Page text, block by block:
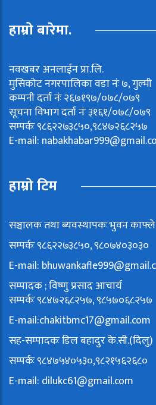
हाम्रो बारेमा.
नवखबर अनलाईन प्रा.लि.
मुसिकोट नगरपालिका वडा नंः ७, गुल्मी
कम्पनी दर्ता नंः २६७१९७/०७८/०७९
सूचना विभाग दर्ता नंः ३१६१/०७८/०७९
सम्पर्कः ९८६२२७३८५०,९८४७२६८२५७
E-mail:
हाम्रो टिम
सञ्चालक तथा ब्यवस्थापकः भुवन काफ्ले
सम्पर्कः ९८६२२७३८५०, ९८०७४०३०३०
E-mail:
सम्पादक ; विष्णु प्रसाद आचार्य
सम्पर्कः ९८४७२६८२५७, ९८५७०६८२५७
E-mail:chakitbmc17@gmail.com
सह-सम्पादकः डिल बहादुर के.सी.(दिलु)
सम्पर्कः ९८४७५४०५३०,९८२१५६२६८०
E-mail: dilukc61@gmail.com